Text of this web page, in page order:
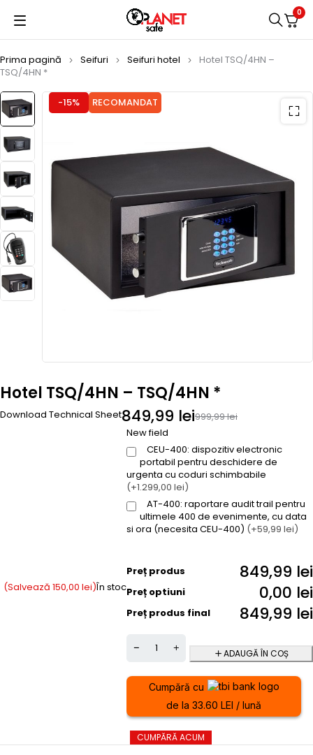
0
Prima pagină Seifuri Seifuri hotel
Hotel TSQ/4HN –
TSQ/4HN *
-15% RECOMANDAT
Hotel TSQ/4HN – TSQ/4HN *
Download Technical Sheet 999,99lei
849,99 lei
(Salvează 150,00 lei)În stoc
New field
CEU-400: dispozitiv electronic
portabil pentru deschidere de
urgenta cu coduri schimbabile
(+1.299,00 lei)
AT-400: raportare audit trail pentru
ultimele 400 de evenimente, cu data
si ora (necesita CEU-400) (+59,99 lei)
Preț produs 849,99 lei
Preț optiuni 0,00 lei
Preț produs final 849,99 lei
ADAUGĂ ÎN COȘ
Cumpără cu
de la 33.60 LEI / lună
CUMPĂRĂ ACUM